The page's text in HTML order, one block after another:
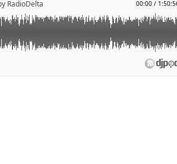
Brutes #18 – « internet et